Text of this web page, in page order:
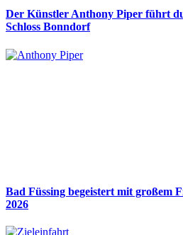
Der Künstler Anthony Piper führt
Schloss Bonndorf
Bad Füssing begeistert mit großem
2026